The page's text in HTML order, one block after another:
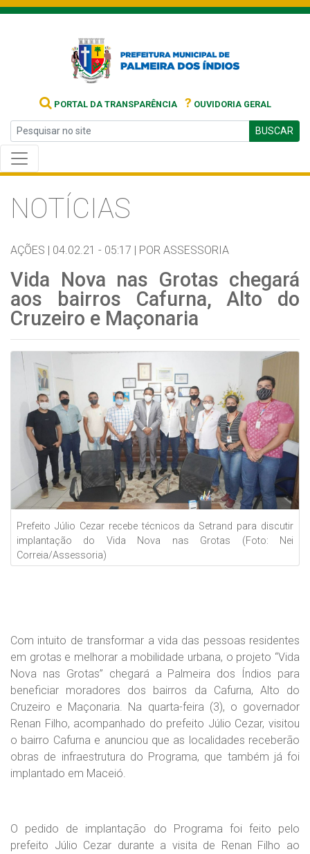
PORTAL DA TRANSPARÊNCIA ? OUVIDORIA GERAL
BUSCAR
NOTÍCIAS
AÇÕES | 04.02.21 - 05:17 | POR ASSESSORIA
Vida Nova nas Grotas chegará
aos bairros Cafurna, Alto do
Cruzeiro e Maçonaria
Prefeito Júlio Cezar recebe técnicos da Setrand para discutir
implantação do Vida Nova nas Grotas (Foto: Nei
Correia/Assessoria)
Com intuito de transformar a vida das pessoas residentes
em grotas e melhorar a mobilidade urbana, o projeto “Vida
Nova nas Grotas” chegará a Palmeira dos Índios para
beneficiar moradores dos bairros da Cafurna, Alto do
Cruzeiro e Maçonaria. Na quarta-feira (3), o governador
Renan Filho, acompanhado do prefeito Júlio Cezar, visitou
o bairro Cafurna e anunciou que as localidades receberão
obras de infraestrutura do Programa, que também já foi
implantado em Maceió.
O pedido de implantação do Programa foi feito pelo
prefeito Júlio Cezar durante a visita de Renan Filho ao